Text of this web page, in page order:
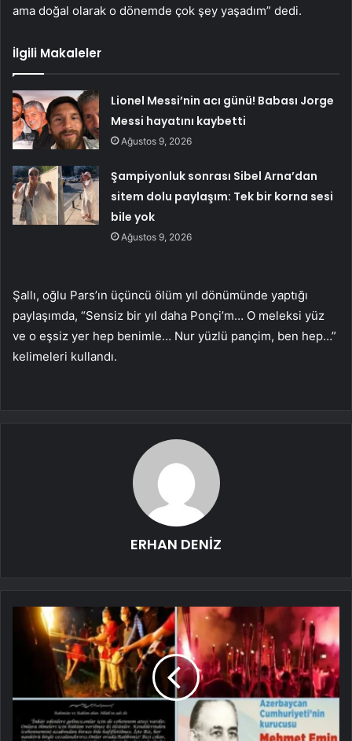
ama doğal olarak o dönemde çok şey yaşadım” dedi.
İlgili Makaleler
Lionel Messi’nin acı günü! Babası Jorge
Messi hayatını kaybetti
Ağustos 9, 2026
Şampiyonluk sonrası Sibel Arna’dan
sitem dolu paylaşım: Tek bir korna sesi
bile yok
Ağustos 9, 2026
Şallı, oğlu Pars’ın üçüncü ölüm yıl dönümünde yaptığı
paylaşımda, “Sensiz bir yıl daha Ponçi’m… O meleksi yüz
ve o eşsiz yer hep benimle… Nur yüzlü pançim, ben hep…”
kelimeleri kullandı.
ERHAN DENİZ